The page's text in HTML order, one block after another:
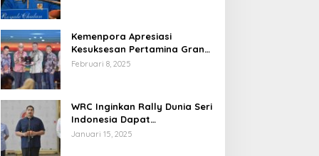
Kemenpora Apresiasi
Kesuksesan Pertamina Grand
Prix of Indonesia 2024
Februari 8, 2025
WRC Inginkan Rally Dunia Seri
Indonesia Dapat
Terselenggara 2026
Januari 15, 2025